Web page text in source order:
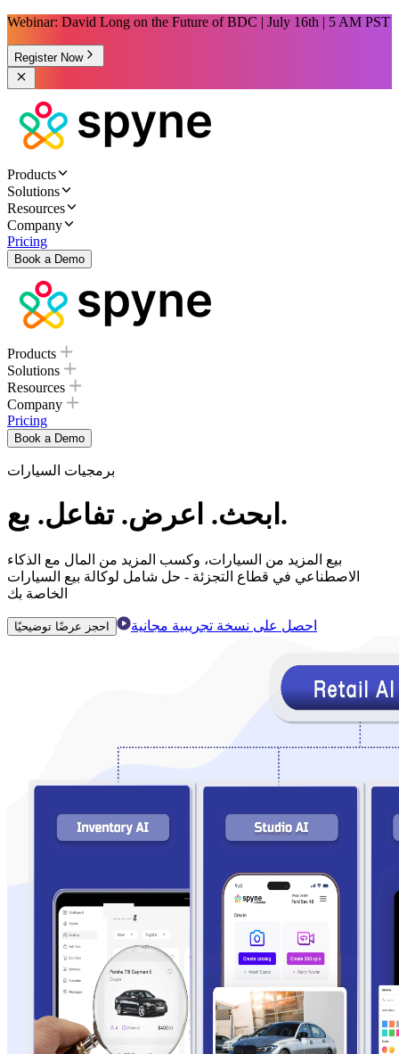
Webinar: David Long on the Future of BDC | July 16th | 5 AM PST
Register Now
Products
Solutions
Resources
Company
Pricing
Book a Demo
Products
Solutions
Resources
Company
Pricing
Book a Demo
برمجيات السيارات
ابحث. اعرض. ​​تفاعل. بع.
بيع المزيد من السيارات، وكسب المزيد من المال مع الذكاء
الاصطناعي في قطاع التجزئة - حل شامل لوكالة بيع السيارات
الخاصة بك
احجز عرضًا توضيحيًا احصل على نسخة تجريبية مجانية